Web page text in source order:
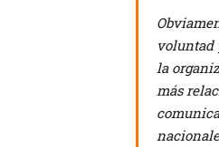
voluntad
la
más